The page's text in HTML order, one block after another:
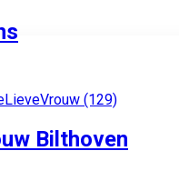
Bilthoven